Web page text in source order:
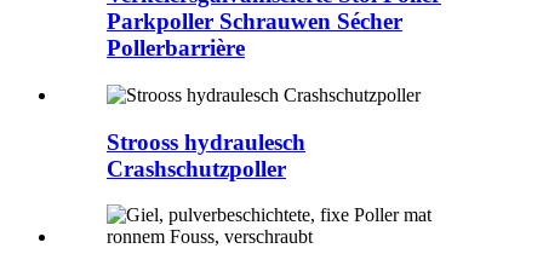
Parkpoller Schrauwen Sécher
Pollerbarrière
Strooss hydraulesch
Crashschutzpoller